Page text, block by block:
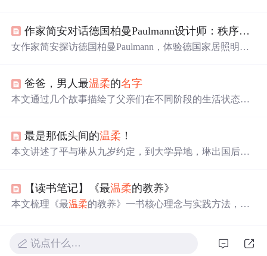
绎，为听众营造了一个舒适轻松的音乐氛围。
作家简安对话德国柏曼Paulmann设计师：秩序与
女作家简安探访德国柏曼Paulmann，体验德国家居照明设
为中国用户带来稳定与平静。
爸爸，男人最温柔的名字
本文通过几个故事描绘了父亲们在不同阶段的生活状态和
最是那低头间的温柔 ！
本文讲述了平与琳从九岁约定，到大学异地，琳出国后平
娶她，静不知是否该说出真相。
【读书笔记】《最温柔的教养》
本文梳理《最温柔的教养》一书核心理念与实践方法，涵
变，倡导温柔而坚定的养育方式，并提供可操作的回应句
说点什么…